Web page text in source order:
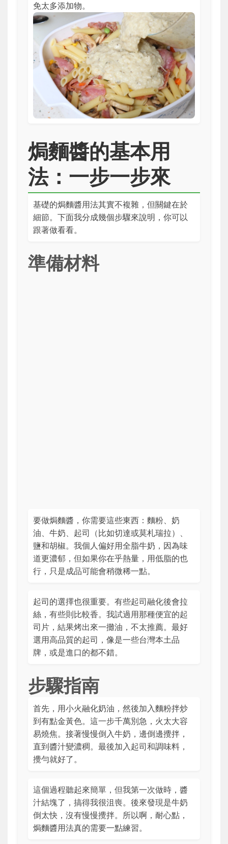
免太多添加物。
焗麵醬的基本用
法：一步一步來
基礎的焗麵醬用法其實不複雜，但關鍵在於
細節。下面我分成幾個步驟來說明，你可以
跟著做看看。
準備材料
要做焗麵醬，你需要這些東西：麵粉、奶
油、牛奶、起司（比如切達或莫札瑞拉）、
鹽和胡椒。我個人偏好用全脂牛奶，因為味
道更濃郁，但如果你在乎熱量，用低脂的也
行，只是成品可能會稍微稀一點。
起司的選擇也很重要。有些起司融化後會拉
絲，有些則比較香。我試過用那種便宜的起
司片，結果烤出來一攤油，不太推薦。最好
選用高品質的起司，像是一些台灣本土品
牌，或是進口的都不錯。
步驟指南
首先，用小火融化奶油，然後加入麵粉拌炒
到有點金黃色。這一步千萬別急，火太大容
易燒焦。接著慢慢倒入牛奶，邊倒邊攪拌，
直到醬汁變濃稠。最後加入起司和調味料，
攪勻就好了。
這個過程聽起來簡單，但我第一次做時，醬
汁結塊了，搞得我很沮喪。後來發現是牛奶
倒太快，沒有慢慢攪拌。所以啊，耐心點，
焗麵醬用法真的需要一點練習。